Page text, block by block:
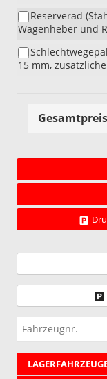
Reserverad
Wagenheber und
15 mm,
Gesamtpreis
Fahrzeugnr.